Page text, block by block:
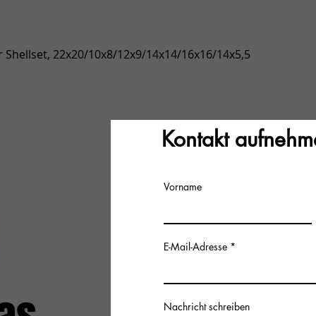
Vista rápida
Shellset, 22x20/10x8/12x9/14x14/16x16/14x5,5
Kontakt
Vorname
E-Mail-Adresse
Nachricht schreiben